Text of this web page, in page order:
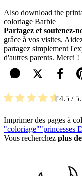
Also download the
coloriage Barbie
Partagez et soutenez-
grâce à vos visites.
partagez simplement
d'autres parents. Merci !
4.5 / 5.
Imprimer des pages à
"coloriage""princesses
Vous recherchez plus